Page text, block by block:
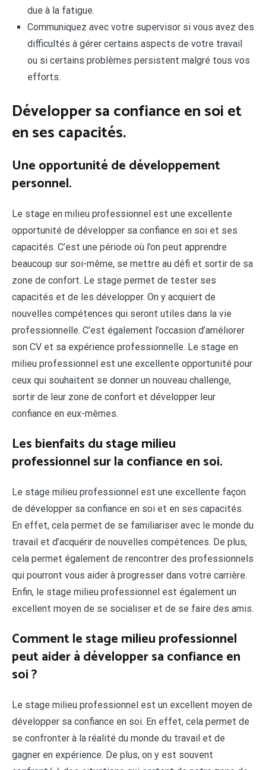
due à la fatigue.
Communiquez avec votre supervisor si vous avez des
difficultés à gérer certains aspects de votre travail
ou si certains problèmes persistent malgré tous vos
efforts.
Développer sa confiance en soi et
en ses capacités.
Une opportunité de développement
personnel.
Le stage en milieu professionnel est une excellente
opportunité de développer sa confiance en soi et ses
capacités. C’est une période où l’on peut apprendre
beaucoup sur soi-même, se mettre au défi et sortir de sa
zone de confort. Le stage permet de tester ses
capacités et de les développer. On y acquiert de
nouvelles compétences qui seront utiles dans la vie
professionnelle. C’est également l’occasion d’améliorer
son CV et sa expérience professionnelle. Le stage en
milieu professionnel est une excellente opportunité pour
ceux qui souhaitent se donner un nouveau challenge,
sortir de leur zone de confort et développer leur
confiance en eux-mêmes.
Les bienfaits du stage milieu
professionnel sur la confiance en soi.
Le stage milieu professionnel est une excellente façon
de développer sa confiance en soi et en ses capacités.
En effet, cela permet de se familiariser avec le monde du
travail et d’acquérir de nouvelles compétences. De plus,
cela permet également de rencontrer des professionnels
qui pourront vous aider à progresser dans votre carrière.
Enfin, le stage milieu professionnel est également un
excellent moyen de se socialiser et de se faire des amis.
Comment le stage milieu professionnel
peut aider à développer sa confiance en
soi ?
Le stage milieu professionnel est un excellent moyen de
développer sa confiance en soi. En effet, cela permet de
se confronter à la réalité du monde du travail et de
gagner en expérience. De plus, on y est souvent